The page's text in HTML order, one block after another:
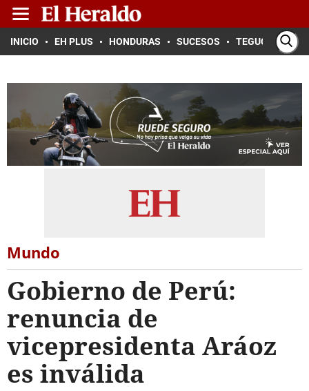
INICIO EH PLUS HONDURAS SUCESOS TEGUCIGALPA
Mundo
Gobierno de Perú:
renuncia de
vicepresidenta Aráoz
es inválida